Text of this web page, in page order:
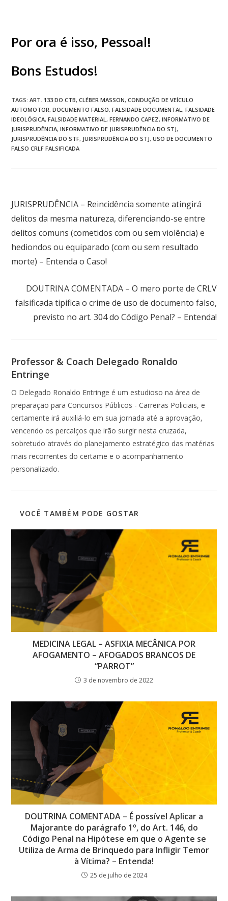
Por ora é isso, Pessoal!
Bons Estudos!
TAGS:ART. 133 DO CTB, CLÉBER MASSON, CONDUÇÃO DE VEÍCULO
AUTOMOTOR, DOCUMENTO FALSO, FALSIDADE DOCUMENTAL , FALSIDADE
IDEOLÓGICA, FALSIDADE MATERIAL , FERNANDO CAPEZ, INFORMATIVO DE
JURISPRUDÊNCIA, INFORMATIVO DE JURISPRUDÊNCIA DO STJ,
JURISPRUDÊNCIA DO STF, JURISPRUDÊNCIA DO STJ, USO DE DOCUMENTO
FALSO CRLF FALSIFICADA
JURISPRUDÊNCIA – Reincidência somente atingirá
delitos da mesma natureza, diferenciando-se entre
delitos comuns (cometidos com ou sem violência) e
hediondos ou equiparado (com ou sem resultado
morte) – Entenda o Caso!
DOUTRINA COMENTADA – O mero porte de CRLV
falsificada tipifica o crime de uso de documento falso,
previsto no art. 304 do Código Penal? – Entenda!
Professor & Coach Delegado Ronaldo
Entringe
O Delegado Ronaldo Entringe é um estudioso na área de
preparação para Concursos Públicos - Carreiras Policiais, e
certamente irá auxiliá-lo em sua jornada até a aprovação,
vencendo os percalços que irão surgir nesta cruzada,
sobretudo através do planejamento estratégico das matérias
mais recorrentes do certame e o acompanhamento
personalizado.
VOCÊ TAMBÉM PODE GOSTAR
MEDICINA LEGAL – ASFIXIA MECÂNICA POR
AFOGAMENTO – AFOGADOS BRANCOS DE
“PARROT”
3 de novembro de 2022
DOUTRINA COMENTADA – É possível Aplicar a
Majorante do parágrafo 1º, do Art. 146, do
Código Penal na Hipótese em que o Agente se
Utiliza de Arma de Brinquedo para Infligir Temor
à Vítima? – Entenda!
25 de julho de 2024